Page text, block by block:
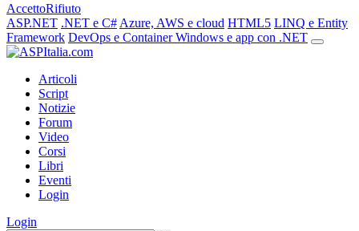
AccettoRifiuto
ASP.NET .NET e C# Azure, AWS e cloud HTML5 LINQ e Entity
Framework DevOps e ContainerWindows e app con .NET
Articoli
Script
Notizie
Forum
Video
Corsi
Libri
Eventi
Login
Login